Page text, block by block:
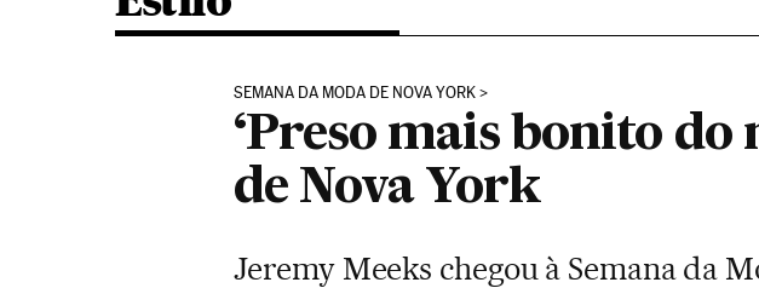
SEMANA DA MODA DE NOVA YORK
‘Preso mais bonito do
de Nova York
Jeremy Meeks chegou à Semana da